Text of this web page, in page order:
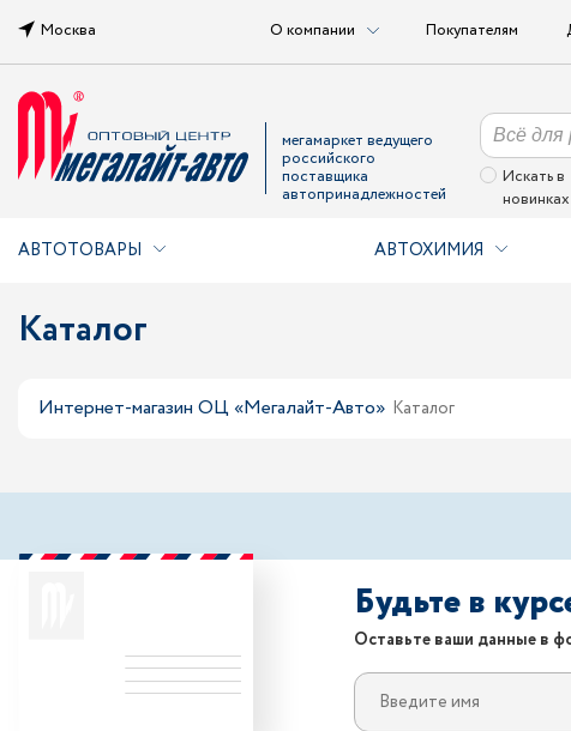
Москва О компании Покупателям
мегамаркет ведущего
российского
поставщика
автопринадлежностей
Искать в
новинках
АВТОТОВАРЫ АВТОХИМИЯ
Каталог
Интернет-магазин ОЦ «Мегалайт-Авто» Каталог
Будьте в
Оставьте ваши данные в